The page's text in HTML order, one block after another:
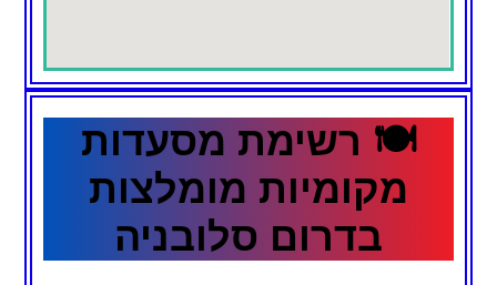
🍽️ רשימת מסעדות
מקומיות מומלצות
בדרום סלובניה